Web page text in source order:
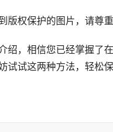
版权保护的图片，请尊
绍，相信您已经掌握了
试试这两种方法，轻松